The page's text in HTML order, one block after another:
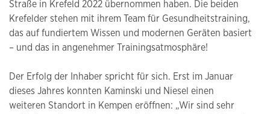
Straße in Krefeld 2022 übernommen haben. Die beiden
Krefelder stehen mit ihrem Team für Gesundheitstraining,
das auf fundiertem Wissen und modernen Geräten basiert
– und das in angenehmer Trainingsatmosphäre!
Der Erfolg der Inhaber spricht für sich. Erst im Januar
dieses Jahres konnten Kaminski und Niesel einen
weiteren Standort in Kempen eröffnen: „Wir sind sehr